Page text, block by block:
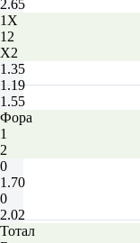
2.65
1X
12
X2
1.35
1.19
1.55
Фора
1
2
0
1.70
0
2.02
Тотал